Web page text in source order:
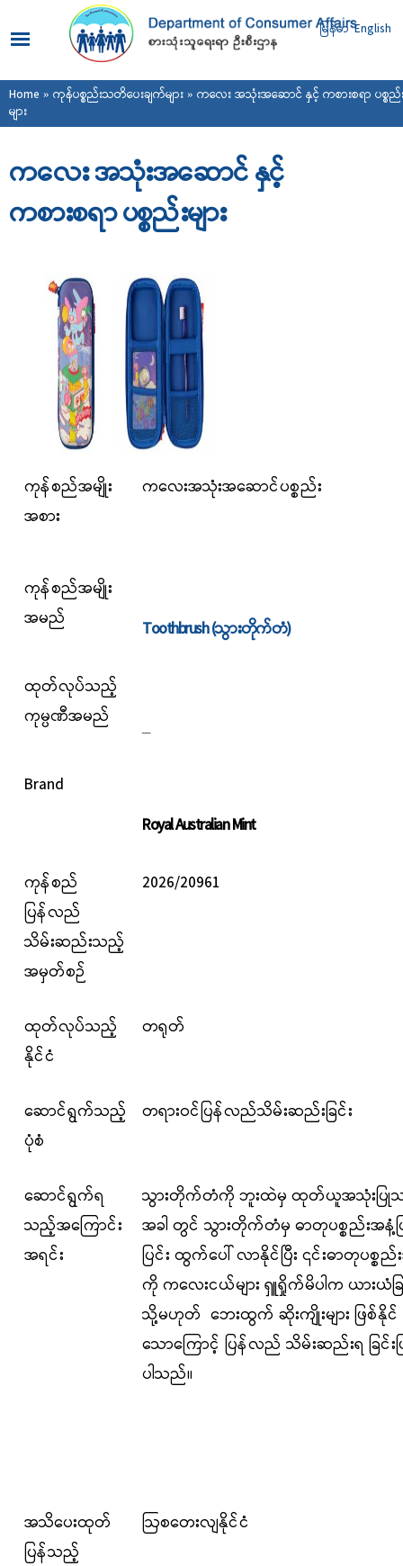
main
content
မြန်မာ English
You are here
Home » ကုန်ပစ္စည်းသတိပေးချက်များ» ကလေး အသုံးအဆောင် နှင့် ကစားစရာ ပစ္စည်
များ
ကလေး အသုံးအဆောင် နှင့်
ကစားစရာ ပစ္စည်းများ
ကုန်စည်အမျိုး
အစား
ကလေးအသုံးအဆောင်ပစ္စည်း
ကုန်စည်အမျိုး
အမည်
Toothbrush (သွားတိုက်တံ)
ထုတ်လုပ်သည့်
ကုမ္ပဏီအမည်
Brand
Royal Australian Mint
ကုန်စည်
ပြန်လည်
သိမ်းဆည်းသည့်
အမှတ်စဉ်
2026/20961
ထုတ်လုပ်သည့်
နိုင်ငံ
တရုတ်
ဆောင်ရွက်သည့်
ပုံစံ
တရားဝင်ပြန်လည်သိမ်းဆည်းခြင်း
ဆောင်ရွက်ရ
သည့်အကြောင်း
အရင်း
သွားတိုက်တံကို ဘူးထဲမှ ထုတ်ယူအသုံးပြု
အခါ တွင် သွားတိုက်တံမှ ဓာတုပစ္စည်းအနံ့ပ
ပြင်း ထွက်ပေါ် လာနိုင်ပြီး ၎င်းဓာတုပစ္စ
ကို ကလေးငယ်များ ရှူရှိုက်မိပါက ယားယံခ
သို့မဟုတ် ဘေးထွက် ဆိုးကျိုးများ ဖြစ်နိုင်
သောကြောင့် ပြန်လည် သိမ်းဆည်းရ ခြင်း
ပါသည်။
အသိပေးထုတ်
ပြန်သည့်
ဩစတေးလျနိုင်ငံ